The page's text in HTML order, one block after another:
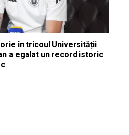
în tricoul Universității
a egalat un record istoric